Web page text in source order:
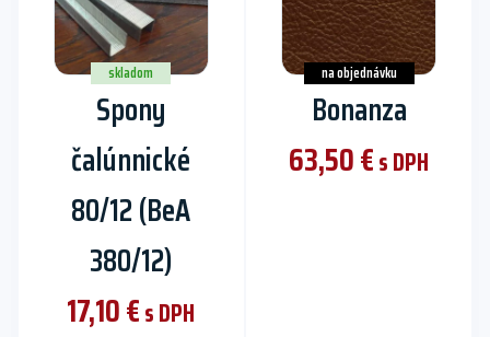
skladom
Spony
čalúnnické
80/12 (BeA
380/12)
17,10€s DPH
na objednávku
Bonanza
63,50€s DPH
multiple
variants.
The
options
be
chosen